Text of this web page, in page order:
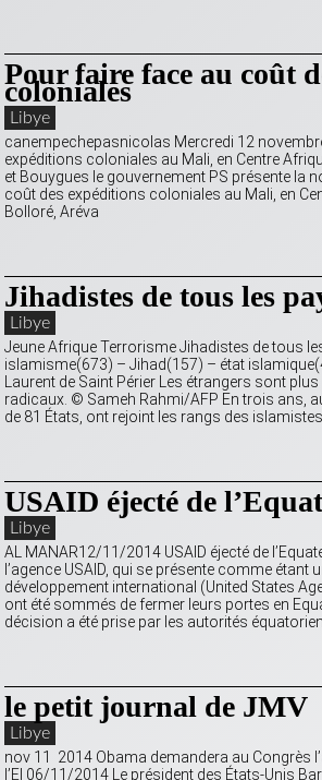
Pour faire face au coût
coloniales
Libye
canempechepasnicolas Mercredi 12
expéditions coloniales au Mali, en Centre
et Bouygues le gouvernement PS présente la
coût des expéditions coloniales au Mali, en
Bolloré, Aréva
Jihadistes de tous les
Libye
Jeune Afrique Terrorisme Jihadistes de tous
islamisme(673) – Jihad(157) – état
Laurent de Saint Périer Les étrangers sont
radicaux. © Sameh Rahmi/AFP En trois ans,
de 81 États, ont rejoint les rangs des
USAID éjecté de
Libye
AL MANAR12/11/2014 USAID éjecté de
l’agence USAID, qui se présente comme étant
développement international (United States
ont été sommés de fermer leurs portes en
décision a été prise par les autorités
le petit journal de JMV
Libye
nov 11 2014 Obama demandera au Congrès
l’EI 06/11/2014 Le président des États-Unis